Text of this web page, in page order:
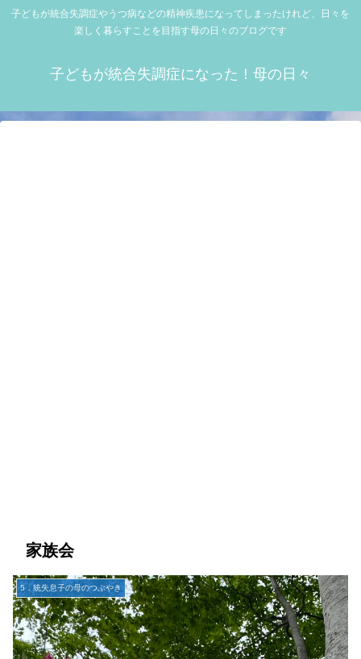
子どもが統合失調症やうつ病などの精神疾患になってしまったけれど、日々を
楽しく暮らすことを目指す母の日々のブログです
子どもが統合失調症になった！母の日々
家族会
5．統失息子の母のつぶやき